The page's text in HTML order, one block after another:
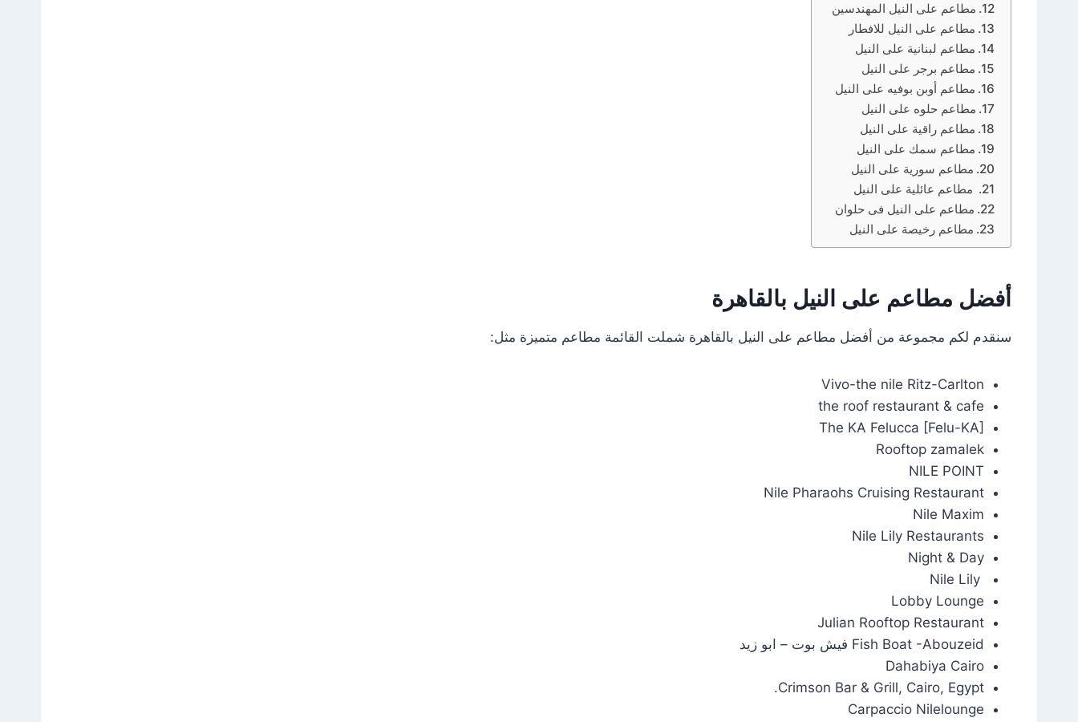
مطاعم على النيل المهندسين
مطاعم على النيل للافطار
مطاعم لبنانية على النيل
مطاعم برجر على النيل
مطاعم أوبن بوفيه على النيل
مطاعم حلوه على النيل
مطاعم راقية على النيل
مطاعم سمك على النيل
مطاعم سورية على النيل
مطاعم عائلية على النيل
مطاعم على النيل فى حلوان
مطاعم رخيصة على النيل
أفضل مطاعم على النيل بالقاهرة
سنقدم لكم مجموعة من أفضل مطاعم على النيل بالقاهرة شملت القائمة مطاعم متميزة مثل:
Vivo-the nile Ritz-Carlton
the roof restaurant & cafe
The KA Felucca [Felu-KA]
Rooftop zamalek
NILE POINT
Nile Pharaohs Cruising Restaurant
Nile Maxim
Nile Lily Restaurants
Night & Day
Lobby Lounge
Julian Rooftop Restaurant
Fish Boat -Abouzeid فيش بوت – ابو زيد
Dahabiya Cairo
Crimson Bar & Grill, Cairo, Egypt.
Carpaccio Nilelounge